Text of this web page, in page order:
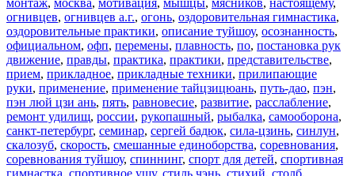
огнивцев, огнивцев а.г., огонь, оздоровительная гимнастика,
оздоровительные практики, описание туйшоу, осознанность,
официальном, офп, перемены, плавность, по, постановка рук
движение, правды, практика, практики, представительстве,
прием, прикладное, прикладные техники, прилипающие
руки, применение, применение тайцзицюань, путь-дао, пэн,
пэн люй цзи ань, пять, равновесие, развитие, расслабление,
ремонт удилищ, россии, рукопашный, рыбалка, самооборона,
санкт-петербург, семинар, сергей бадюк, сила-цзинь, синлун,
скалозуб, скорость, смешанные единоборства, соревнования,
соревнования туйшоу, спиннинг, спорт для детей, спортивная
гимнастка, спортивное ушу, стиль чэнь, стихий, столб,